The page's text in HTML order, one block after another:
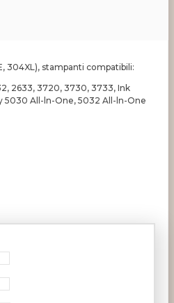
304XL), stampanti compatibili:
2633, 3720, 3730, 3733, Ink
5030 All-ln-One, 5032 All-ln-One